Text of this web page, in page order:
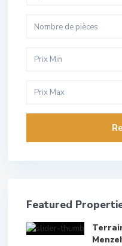
Nombre de pièces
Featured